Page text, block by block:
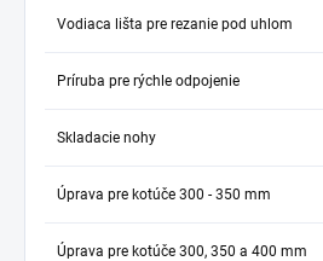
Vodiaca lišta pre rezanie pod uhlom
Príruba pre rýchle odpojenie
Skladacie nohy
Úprava pre kotúče 300 - 350 mm
Úprava pre kotúče 300, 350 a 400 mm